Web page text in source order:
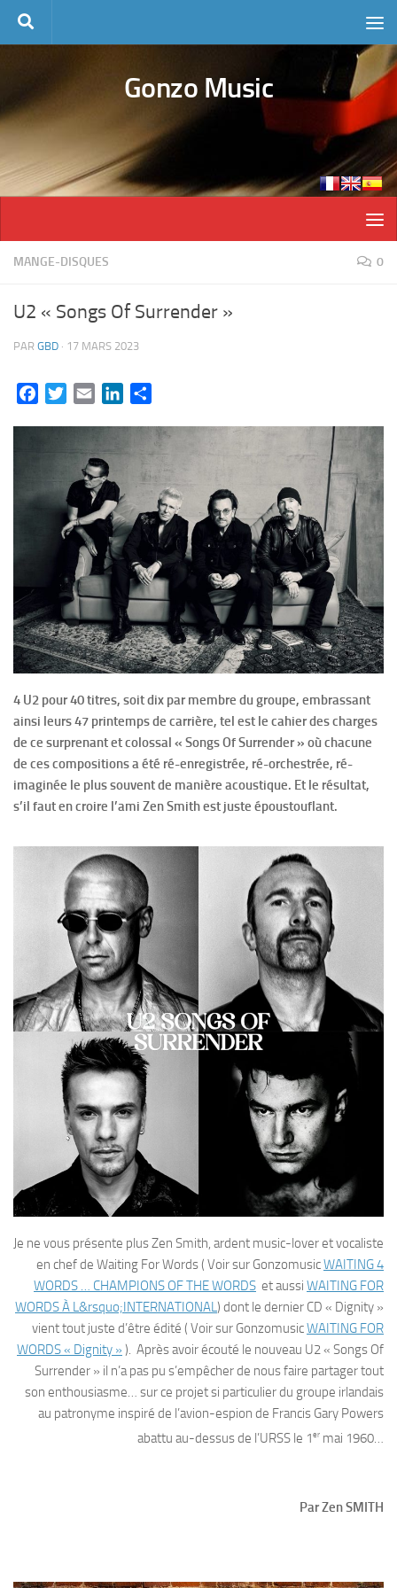
Skip to content
Gonzo Music
MANGE-DISQUES 0
U2 « Songs Of Surrender »
PAR GBD · 17 MARS 2023
FacebookTwitterEmail LinkedIn
4 U2 pour 40 titres, soit dix par membre du groupe, embrassant
ainsi leurs 47 printemps de carrière, tel est le cahier des charges
de ce surprenant et colossal « Songs Of Surrender » où chacune
de ces compositions a été ré-enregistrée, ré-orchestrée, ré-
imaginée le plus souvent de manière acoustique. Et le résultat,
s’il faut en croire l’ami Zen Smith est juste époustouflant.
Je ne vous présente plus Zen Smith, ardent music-lover et vocaliste
en chef de Waiting For Words ( Voir sur GonzomusicWAITING 4
WORDS … CHAMPIONS OF THE WORDS et aussi WAITING FOR
WORDS À L&rsquo;INTERNATIONAL) dont le dernier CD « Dignity »
vient tout juste d’être édité ( Voir sur GonzomusicWAITING FOR
WORDS « Dignity » ). Après avoir écouté le nouveau U2 « Songs Of
Surrender » il n’a pas pu s’empêcher de nous faire partager tout
son enthousiasme… sur ce projet si particulier du groupe irlandais
au patronyme inspiré de l’avion-espion de Francis Gary Powers
abattu au-dessus de l’URSS le 1er mai 1960…
Par Zen SMITH